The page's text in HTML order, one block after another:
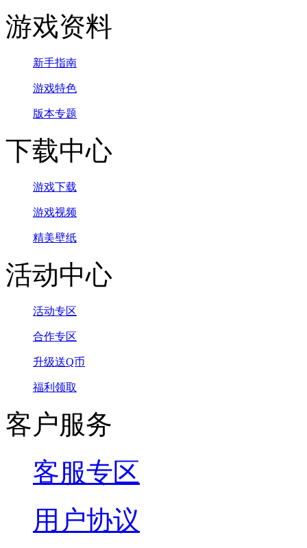
游戏资料
新手指南
游戏特色
版本专题
下载中心
游戏下载
游戏视频
精美壁纸
活动中心
活动专区
合作专区
升级送Q币
福利领取
客户服务
客服专区
用户协议